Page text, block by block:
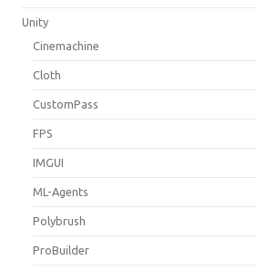
Unity
Cinemachine
Cloth
CustomPass
FPS
IMGUI
ML-Agents
Polybrush
ProBuilder